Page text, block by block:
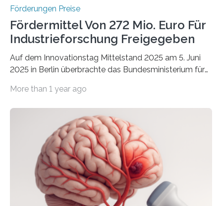
Förderungen Preise
Fördermittel Von 272 Mio. Euro Für
Industrieforschung Freigegeben
Auf dem Innovationstag Mittelstand 2025 am 5. Juni
2025 in Berlin überbrachte das Bundesministerium für
Überplanmäßige Verpflichtungsermächtigungen in
Woche vom Haushaltsausschuss freigegeben – unter
anderem zur Unterstützung der
Industrieforschungsprogramme Industrielle
Gemeinschaftsforschung (IGF), Zentrales
Innovationsprogramm Mittelstand (ZIM) und
Innovationskompetenz INNO-KOM. Auf dem
Innovationstag Mittelstand 2025 am 5. Juni 2025 in
Berlin überbrachte das Bundesministerium für
More than 1 year ago